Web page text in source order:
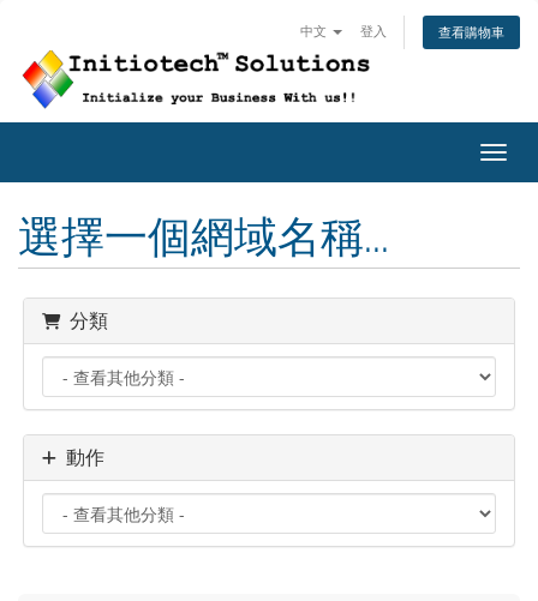
中文 登入 查看購物車
切換
選擇一個網域名稱...
分類
動作